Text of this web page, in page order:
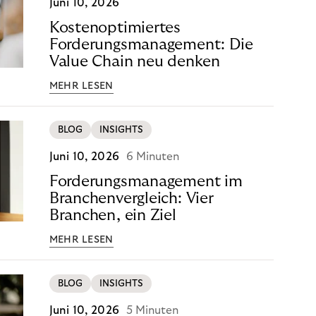
Juni 10, 2026
Kostenoptimiertes
Forderungsmanagement: Die
Value Chain neu denken
MEHR LESEN
BLOG INSIGHTS
Juni 10, 2026 6 Minuten
Forderungsmanagement im
Branchenvergleich: Vier
Branchen, ein Ziel
MEHR LESEN
BLOG INSIGHTS
Juni 10, 2026 5 Minuten